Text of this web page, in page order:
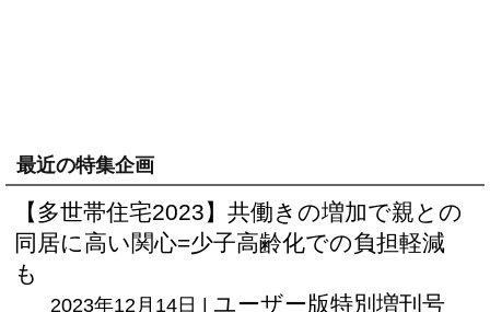
最近の特集企画
【多世帯住宅2023】共働きの増加で親との
同居に高い関心=少子高齢化での負担軽減
も
2023年12月14日 | ユーザー版特別増刊号